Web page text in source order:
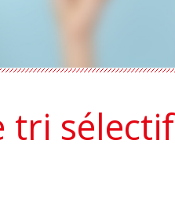
tri sélectif